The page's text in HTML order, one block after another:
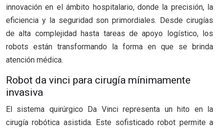
innovación en el ámbito hospitalario, donde la precisión, la
eficiencia y la seguridad son primordiales. Desde cirugías
de alta complejidad hasta tareas de apoyo logístico, los
robots están transformando la forma en que se brinda
atención médica.
Robot da vinci para cirugía mínimamente
invasiva
El sistema quirúrgico Da Vinci representa un hito en la
cirugía robótica asistida. Este sofisticado robot permite a